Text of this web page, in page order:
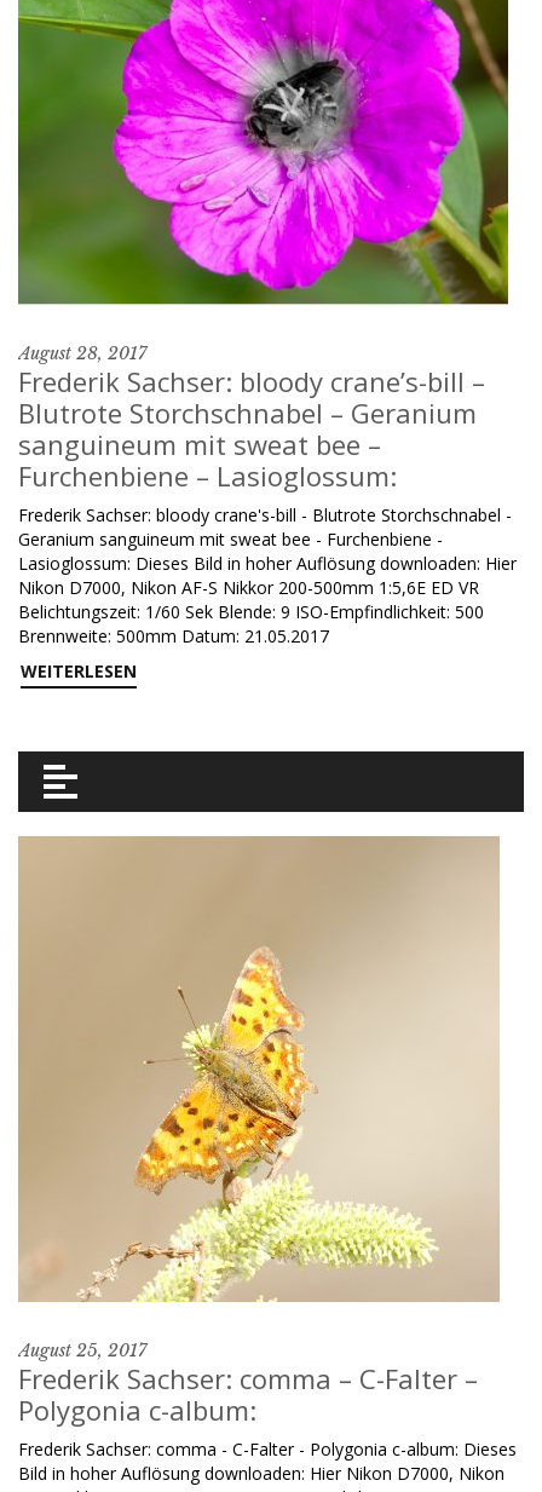
August 28, 2017
Frederik Sachser: bloody crane’s-bill –
Blutrote Storchschnabel – Geranium
sanguineum mit sweat bee –
Furchenbiene – Lasioglossum:
Frederik Sachser: bloody crane's-bill - Blutrote Storchschnabel -
Geranium sanguineum mit sweat bee - Furchenbiene -
Lasioglossum: Dieses Bild in hoher Auflösung downloaden: Hier
Nikon D7000, Nikon AF-S Nikkor 200-500mm 1:5,6E ED VR
Belichtungszeit: 1/60 Sek Blende: 9 ISO-Empfindlichkeit: 500
Brennweite: 500mm Datum: 21.05.2017
WEITERLESEN
August 25, 2017
Frederik Sachser: comma – C-Falter –
Polygonia c-album:
Frederik Sachser: comma - C-Falter - Polygonia c-album: Dieses
Bild in hoher Auflösung downloaden: Hier Nikon D7000, Nikon